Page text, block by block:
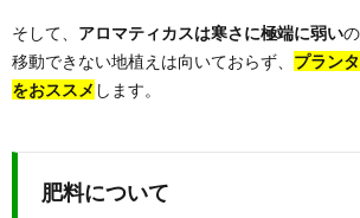
そして、 アロマティカスは寒さに極端に弱い
移動できない地植えは向いておらず、 プラン
をおススメ します。
肥料について